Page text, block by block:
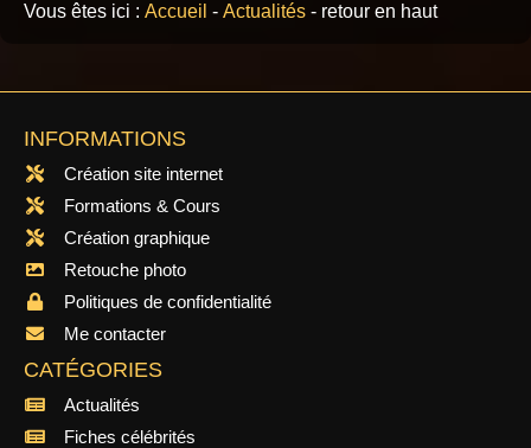
Vous êtes ici : Accueil - Actualités - retour en haut
INFORMATIONS
Création site internet
Formations & Cours
Création graphique
Retouche photo
Politiques de confidentialité
Me contacter
CATÉGORIES
Actualités
Fiches célébrités